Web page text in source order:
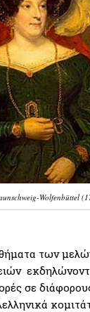
Wolfenbüttel
των
σε